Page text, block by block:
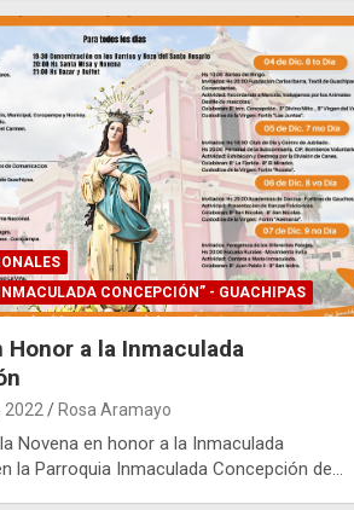
CONCEPCIÓN” - GUACHIPAS
Honor a la Inmaculada
2022 Rosa Aramayo
Novena en honor a la Inmaculada
la Parroquia Inmaculada Concepción de…